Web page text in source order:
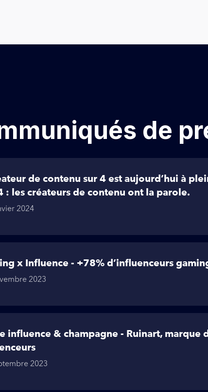
de
de contenu sur 4 est aujourd’hui à
: les créateurs de contenu ont la parole.
2024
x Influence - +78% d’influenceurs
2023
influence & champagne - Ruinart, marque
2023